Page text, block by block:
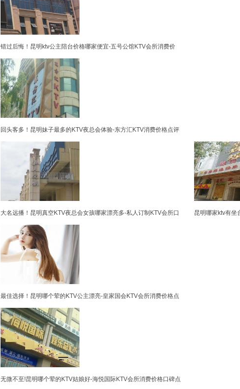
错过后悔！昆明ktv公主陪台价格哪家便宜-五号公馆KTV会所消费价
回头客多！昆明妹子最多的KTV夜总会体验-东方汇KTV消费价格点评
大名远播！昆明真空KTV夜总会女孩哪家漂亮多-私人订制KTV会所口 昆明哪家ktv有坐
最佳选择！昆明哪个荤的KTV公主漂亮-皇家国会KTV会所消费价格点
无微不至!昆明哪个荤的KTV姑娘好-海悦国际KTV会所消费价格口碑点